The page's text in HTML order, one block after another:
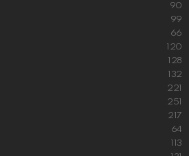
90
99
66
120
128
132
221
251
217
64
113